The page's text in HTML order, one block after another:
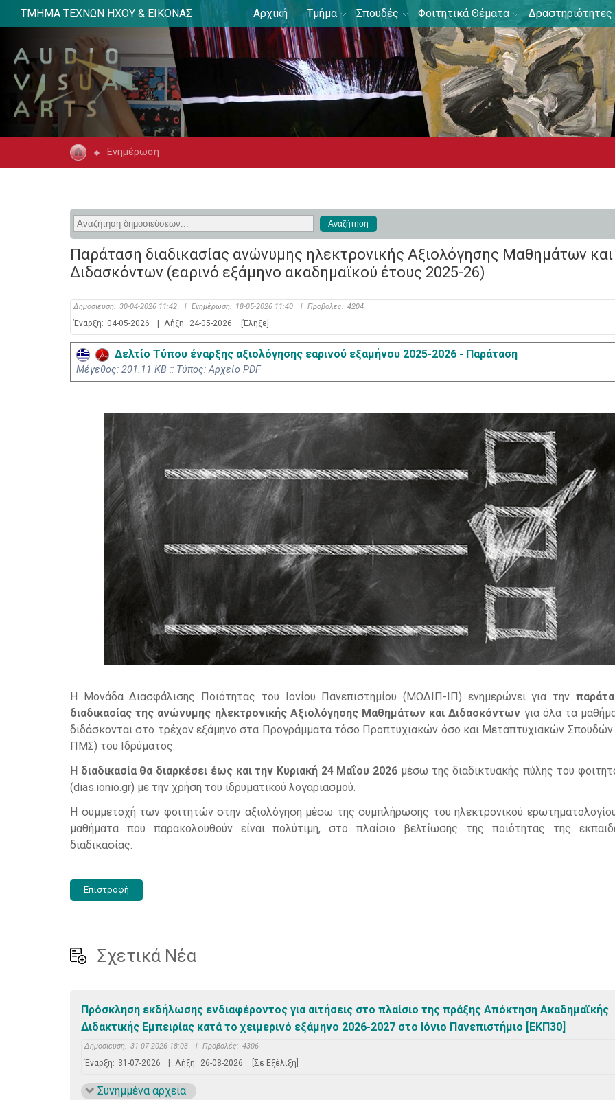
ΤΜΗΜΑ ΤΕΧΝΩΝ ΗΧΟΥ & ΕΙΚΟΝΑΣ Αρχική Τμήμα Σπουδές Φοιτητικά Θέματα Δραστηριότητες
Ενημέρωση
Παράταση διαδικασίας ανώνυμης ηλεκτρονικής Αξιολόγησης Μαθημάτων και
Διδασκόντων (εαρινό εξάμηνο ακαδημαϊκού έτους 2025-26)
Δημοσίευση: 30-04-2026 11:42 | Ενημέρωση: 18-05-2026 11:40 | Προβολές: 4204
Έναρξη: 04-05-2026 Λήξη: 24-05-2026 [Έληξε]
Δελτίο Τύπου έναρξης αξιολόγησης εαρινού εξαμήνου 2025-2026 - Παράταση
Mέγεθος: 201.11 KB :: Τύπος: Αρχείο PDF
Η Μονάδα Διασφάλισης Ποιότητας του Ιονίου Πανεπιστημίου (ΜΟΔΙΠ-ΙΠ) ενημερώνει για την
διαδικασίας της ανώνυμης ηλεκτρονικής Αξιολόγησης Μαθημάτων και Διδασκόντων για όλα τα
διδάσκονται στο τρέχον εξάμηνο στα Προγράμματα τόσο Προπτυχιακών όσο και Μεταπτυχιακών
ΠΜΣ) του Ιδρύματος.
Η διαδικασία θα διαρκέσει έως και την Κυριακή 24 Μαΐου 2026 μέσω της διαδικτυακής πύλης του
(dias.ionio.gr) με την χρήση του ιδρυματικού λογαριασμού.
Η συμμετοχή των φοιτητών στην αξιολόγηση μέσω της συμπλήρωσης του ηλεκτρονικού
μαθήματα που παρακολουθούν είναι πολύτιμη, στο πλαίσιο βελτίωσης της ποιότητας της
διαδικασίας.
Επιστροφή
Σχετικά Νέα
Πρόσκληση εκδήλωσης ενδιαφέροντος για αιτήσεις στο πλαίσιο της πράξης Απόκτηση Ακαδημαϊκής
Διδακτικής Εμπειρίας κατά το χειμερινό εξάμηνο 2026-2027 στο Ιόνιο Πανεπιστήμιο [ΕΚΠ30]
Δημοσίευση: 31-07-2026 18:03 | Προβολές: 4306
Έναρξη: 31-07-2026 Λήξη: 26-08-2026 [Σε Εξέλιξη]
Συνημμένα αρχεία